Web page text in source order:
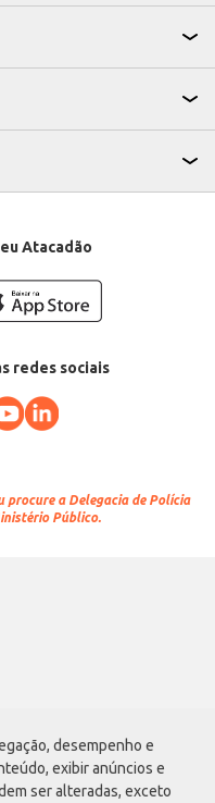
desempenho e
exibir anúncios e
ser alteradas, exceto
Atacadão
redes sociais
procure a Delegacia de Polícia
Público.
Maria, São Paulo - SP | CEP
0001-09